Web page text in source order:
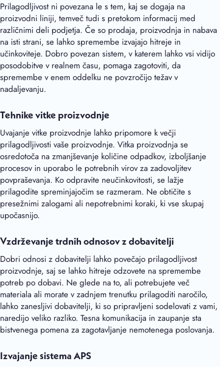
Prilagodljivost ni povezana le s tem, kaj se dogaja na
proizvodni liniji, temveč tudi s pretokom informacij med
različnimi deli podjetja. Če so prodaja, proizvodnja in nabava
na isti strani, se lahko spremembe izvajajo hitreje in
učinkoviteje. Dobro povezan sistem, v katerem lahko vsi vidijo
posodobitve v realnem času, pomaga zagotoviti, da
spremembe v enem oddelku ne povzročijo težav v
nadaljevanju.
Tehnike vitke proizvodnje
Uvajanje vitke proizvodnje lahko pripomore k večji
prilagodljivosti vaše proizvodnje. Vitka proizvodnja se
osredotoča na zmanjševanje količine odpadkov, izboljšanje
procesov in uporabo le potrebnih virov za zadovoljitev
povpraševanja. Ko odpravite neučinkovitosti, se lažje
prilagodite spreminjajočim se razmeram. Ne obtičite s
presežnimi zalogami ali nepotrebnimi koraki, ki vse skupaj
upočasnijo.
Vzdrževanje trdnih odnosov z dobavitelji
Dobri odnosi z dobavitelji lahko povečajo prilagodljivost
proizvodnje, saj se lahko hitreje odzovete na spremembe
potreb po dobavi. Ne glede na to, ali potrebujete več
materiala ali morate v zadnjem trenutku prilagoditi naročilo,
lahko zanesljivi dobavitelji, ki so pripravljeni sodelovati z vami,
naredijo veliko razliko. Tesna komunikacija in zaupanje sta
bistvenega pomena za zagotavljanje nemotenega poslovanja.
Izvajanje sistema APS